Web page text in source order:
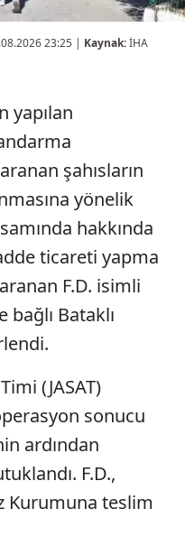
23:25 | Kaynak:İHA
yapılan
şahısların
yönelik
hakkında
ticareti yapma
F.D. isimli
bağlı Bataklı
(JASAT)
sonucu
ardından
F.D.,
Kurumuna teslim